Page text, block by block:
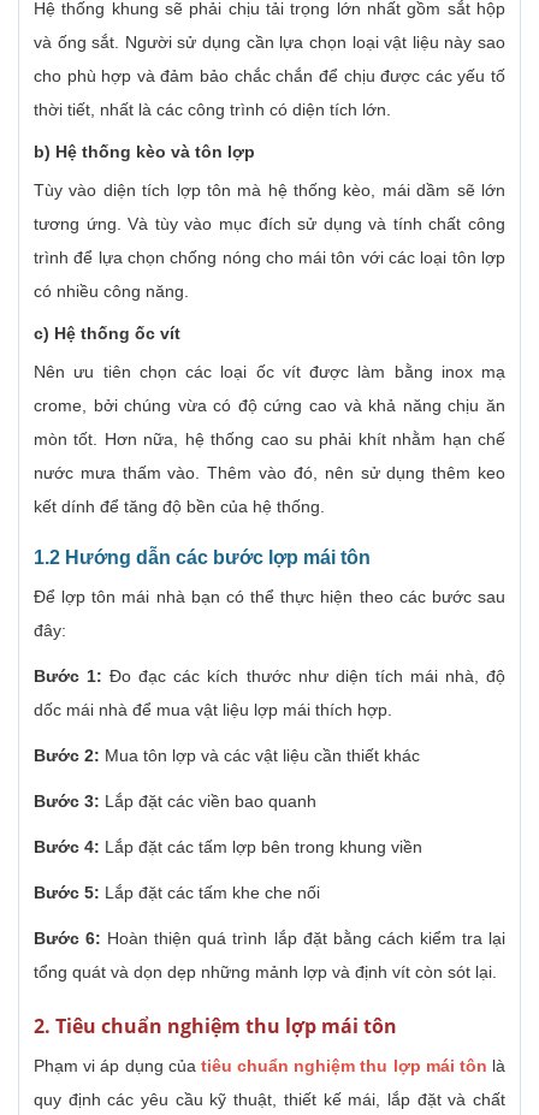
Hệ thống khung sẽ phải chịu tải trọng lớn nhất gồm sắt hộp
và ống sắt. Người sử dụng cần lựa chọn loại vật liệu này sao
cho phù hợp và đảm bảo chắc chắn để chịu được các yếu tố
thời tiết, nhất là các công trình có diện tích lớn.
b) Hệ thống kèo và tôn lợp
Tùy vào diện tích lợp tôn mà hệ thống kèo, mái dầm sẽ lớn
tương ứng. Và tùy vào mục đích sử dụng và tính chất công
trình để lựa chọn chống nóng cho mái tôn với các loại tôn lợp
có nhiều công năng.
c) Hệ thống ốc vít
Nên ưu tiên chọn các loại ốc vít được làm bằng inox mạ
crome, bởi chúng vừa có độ cứng cao và khả năng chịu ăn
mòn tốt. Hơn nữa, hệ thống cao su phải khít nhằm hạn chế
nước mưa thấm vào. Thêm vào đó, nên sử dụng thêm keo
kết dính để tăng độ bền của hệ thống.
1.2 Hướng dẫn các bước lợp mái tôn
Để lợp tôn mái nhà bạn có thể thực hiện theo các bước sau
đây:
Bước 1: Đo đạc các kích thước như diện tích mái nhà, độ
dốc mái nhà để mua vật liệu lợp mái thích hợp.
Bước 2: Mua tôn lợp và các vật liệu cần thiết khác
Bước 3: Lắp đặt các viền bao quanh
Bước 4: Lắp đặt các tấm lợp bên trong khung viền
Bước 5: Lắp đặt các tấm khe che nối
Bước 6: Hoàn thiện quá trình lắp đặt bằng cách kiểm tra lại
tổng quát và dọn dẹp những mảnh lợp và định vít còn sót lại.
2. Tiêu chuẩn nghiệm thu lợp mái tôn
Phạm vi áp dụng của tiêu chuẩn nghiệm thu lợp mái tôn là
quy định các yêu cầu kỹ thuật, thiết kế mái, lắp đặt và chất